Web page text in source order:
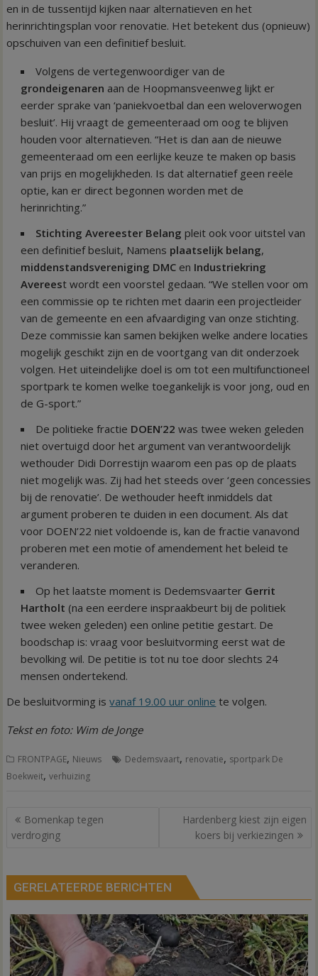
en in de tussentijd kijken naar alternatieven en het
herinrichtingsplan voor renovatie. Het betekent dus (opnieuw)
opschuiven van een definitief besluit.
Volgens de vertegenwoordiger van de
grondeigenaren aan de Hoopmansveenweg lijkt er
eerder sprake van ‘paniekvoetbal dan een weloverwogen
besluit’. Hij vraagt de gemeenteraad om oog te blijven
houden voor alternatieven. “Het is dan aan de nieuwe
gemeenteraad om een eerlijke keuze te maken op basis
van prijs en mogelijkheden. Is dat alternatief geen reële
optie, kan er direct begonnen worden met de
herinrichting.”
Stichting Avereester Belang pleit ook voor uitstel van
een definitief besluit, Namens plaatselijk belang,
middenstandsvereniging DMC en Industriekring
Avereest wordt een voorstel gedaan. “We stellen voor om
een commissie op te richten met daarin een projectleider
van de gemeente en een afvaardiging van onze stichting.
Deze commissie kan samen bekijken welke andere locaties
mogelijk geschikt zijn en de voortgang van dit onderzoek
volgen. Het uiteindelijke doel is om tot een multifunctioneel
sportpark te komen welke toegankelijk is voor jong, oud en
de G-sport.”
De politieke fractie DOEN’22 was twee weken geleden
niet overtuigd door het argument van verantwoordelijk
wethouder Didi Dorrestijn waarom een pas op de plaats
niet mogelijk was. Zij had het steeds over ‘geen concessies
bij de renovatie’. De wethouder heeft inmiddels dat
argument proberen te duiden in een document. Als dat
voor DOEN’22 niet voldoende is, kan de fractie vanavond
proberen met een motie of amendement het beleid te
veranderen.
Op het laatste moment is Dedemsvaarter Gerrit
Hartholt (na een eerdere inspraakbeurt bij de politiek
twee weken geleden) een online petitie gestart. De
boodschap is: vraag voor besluitvorming eerst wat de
bevolking wil. De petitie is tot nu toe door slechts 24
mensen ondertekend.
De besluitvorming isvanaf 19.00 uur online te volgen.
Tekst en foto: Wim de Jonge
FRONTPAGE, Nieuws Dedemsvaart, renovatie, sportpark De
Boekweit,verhuizing
Bericht
navigatie
Bomenkap tegen
verdroging
Hardenberg kiest zijn eigen
koers bij verkiezingen
GERELATEERDE BERICHTEN